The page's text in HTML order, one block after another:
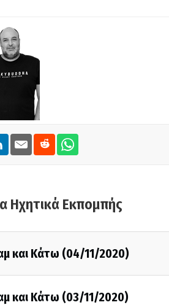
Ηχητικά Εκπομπής
και Κάτω (04/11/2020)
και Κάτω (03/11/2020)